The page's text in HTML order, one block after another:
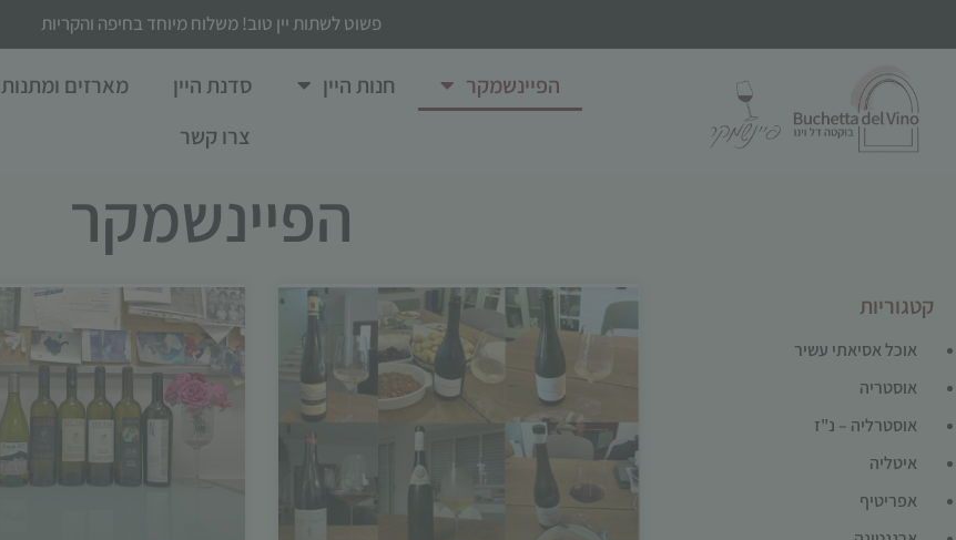
פשוט לשתות יין טוב! משלוח מיוחד בחיפה והקריות
הפיינשמקר חנות היין סדנת היין מארזים ומתנות
צרו קשר
הפיינשמקר
קטגוריות
אוכל אסיאתי עשיר
אוסטריה
אוסטרליה – נ"ז
איטליה
אפריטיף